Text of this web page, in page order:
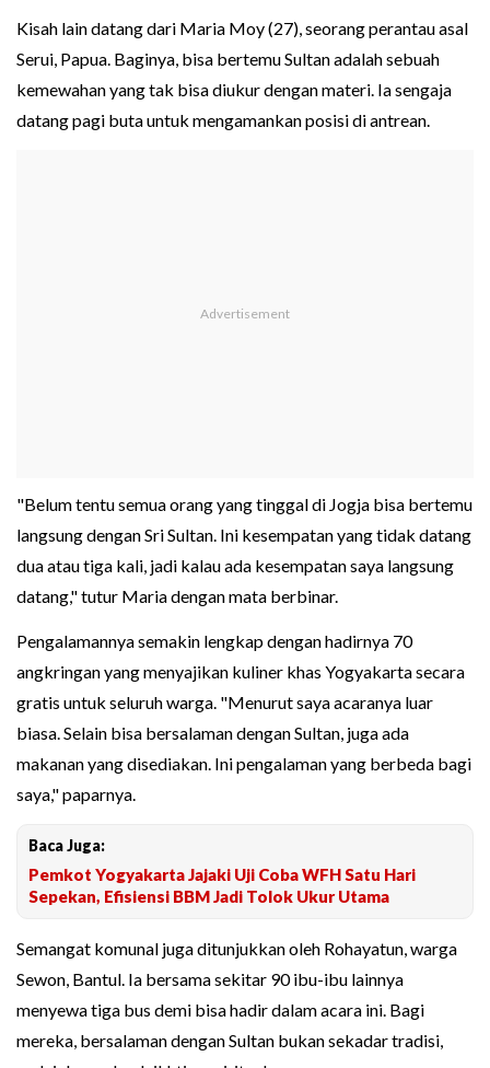
Kisah lain datang dari Maria Moy (27), seorang perantau asal
Serui, Papua. Baginya, bisa bertemu Sultan adalah sebuah
kemewahan yang tak bisa diukur dengan materi. Ia sengaja
datang pagi buta untuk mengamankan posisi di antrean.
"Belum tentu semua orang yang tinggal di Jogja bisa bertemu
langsung dengan Sri Sultan. Ini kesempatan yang tidak datang
dua atau tiga kali, jadi kalau ada kesempatan saya langsung
datang," tutur Maria dengan mata berbinar.
Pengalamannya semakin lengkap dengan hadirnya 70
angkringan yang menyajikan kuliner khas Yogyakarta secara
gratis untuk seluruh warga. "Menurut saya acaranya luar
biasa. Selain bisa bersalaman dengan Sultan, juga ada
makanan yang disediakan. Ini pengalaman yang berbeda bagi
saya," paparnya.
Baca Juga:
Pemkot Yogyakarta Jajaki Uji Coba WFH Satu Hari
Sepekan, Efisiensi BBM Jadi Tolok Ukur Utama
Semangat komunal juga ditunjukkan oleh Rohayatun, warga
Sewon, Bantul. Ia bersama sekitar 90 ibu-ibu lainnya
menyewa tiga bus demi bisa hadir dalam acara ini. Bagi
mereka, bersalaman dengan Sultan bukan sekadar tradisi,